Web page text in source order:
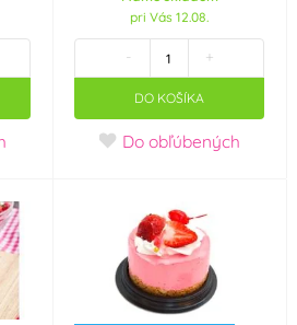
šance ke koupi
pri Vás 12.08.
- +
DO KOŠÍKA
Do obľúbených